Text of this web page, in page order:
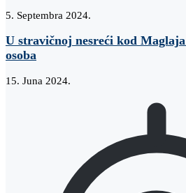
5. Septembra 2024.
U stravičnoj nesreći kod
osoba
15. Juna 2024.